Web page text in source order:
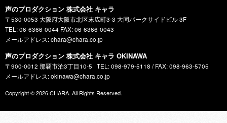
声のプロダクション 株式会社 キャラ
〒530-0053 大阪府大阪市北区末広町3-3 大同パークサイドビル 3F
TEL: 06-6366-0044 FAX: 06-6366-0043
メールアドレス: chara@chara.co.jp
声のプロダクション 株式会社 キャラ OKINAWA
〒900-0012 那覇市泊3丁目10-5
TEL: 098-979-5118 / FAX: 098-963-5705
メールアドレス: okinawa@chara.co.jp
Copyright © 2026CHARA. All Rights Reserved.